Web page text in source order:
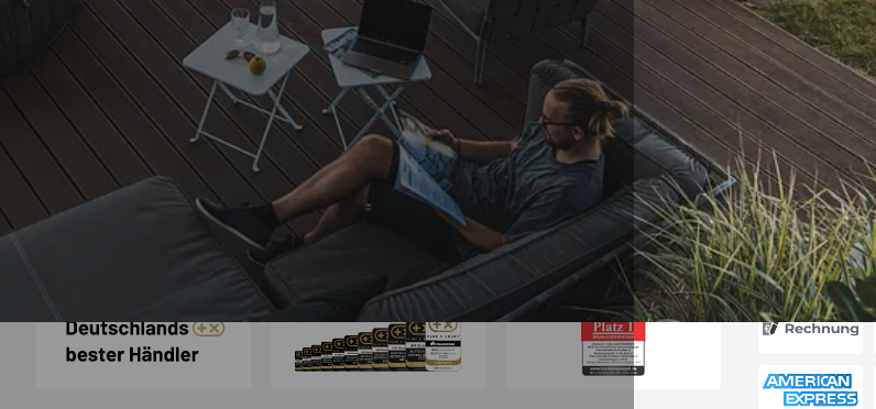
Trusted Shops
4,85/ 5
15.830 Bewertungen
„Problemlos bestellt und geliefert.
Gerne wieder. “
07.08.2026
Versand